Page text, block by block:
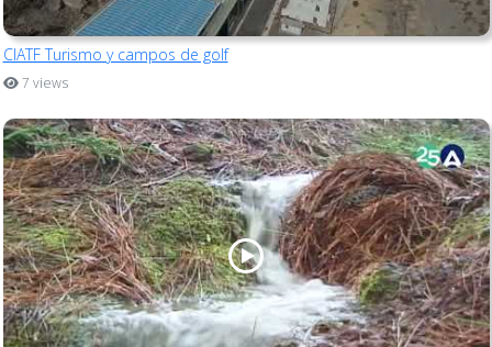
CIATF Turismo y campos de golf
7 views